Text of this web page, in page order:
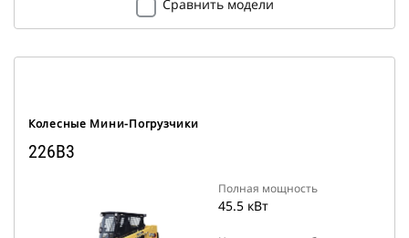
Сравнить модели
Колесные Мини-Погрузчики
226B3
Полная мощность
45.5 кВт